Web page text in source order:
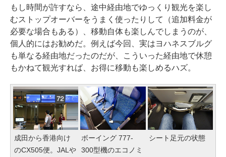
もし時間が許すなら、途中経由地でゆっくり観光を楽し
むストップオーバーをうまく使ったりして（追加料金が
必要な場合もある）、移動自体も楽しんでしまうのが、
個人的にはお勧めだ。例えば今回、実はヨハネスブルグ
も単なる経由地だったのだが、こういった経由地で休憩
もかねて観光すれば、お得に移動も楽しめるハズ。
成田から香港向け
のCX505便。JALや
ボーイング 777-
300型機のエコノミ
シート足元の状態